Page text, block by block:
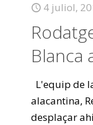
4 juliol,
Blanca
L'equip de
alacantina,
desplaçar